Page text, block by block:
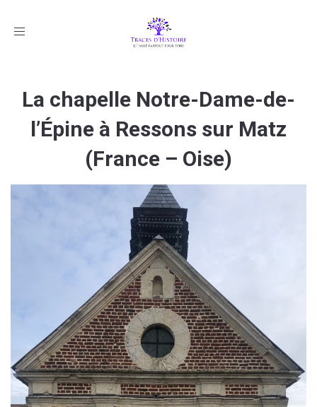
Toggle
La chapelle Notre-Dame-de-
l’Épine à Ressons sur Matz
(France – Oise)